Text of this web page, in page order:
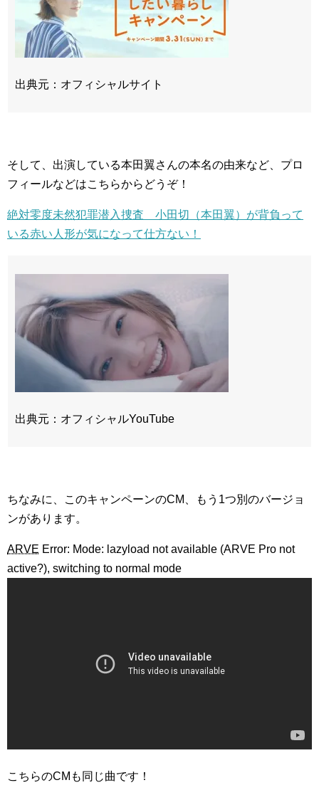
出典元：オフィシャルサイト
そして、出演している本田翼さんの本名の由来など、プロ
フィールなどはこちらからどうぞ！
絶対零度未然犯罪潜入捜査 小田切（本田翼）が背負って
いる赤い人形が気になって仕方ない！
出典元：オフィシャルYouTube
ちなみに、このキャンペーンのCM、もう1つ別のバージョ
ンがあります。
ARVE Error: Mode: lazyload not available (ARVE Pro not
active?), switching to normal mode
こちらのCMも同じ曲です！